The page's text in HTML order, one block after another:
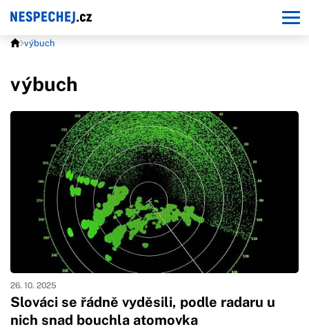
výbuch
výbuch
Slováci se řádně vyděsili, podle radaru u
nich snad bouchla atomovka
26. 10. 2025